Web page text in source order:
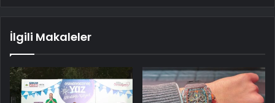
İlgili Makaleler